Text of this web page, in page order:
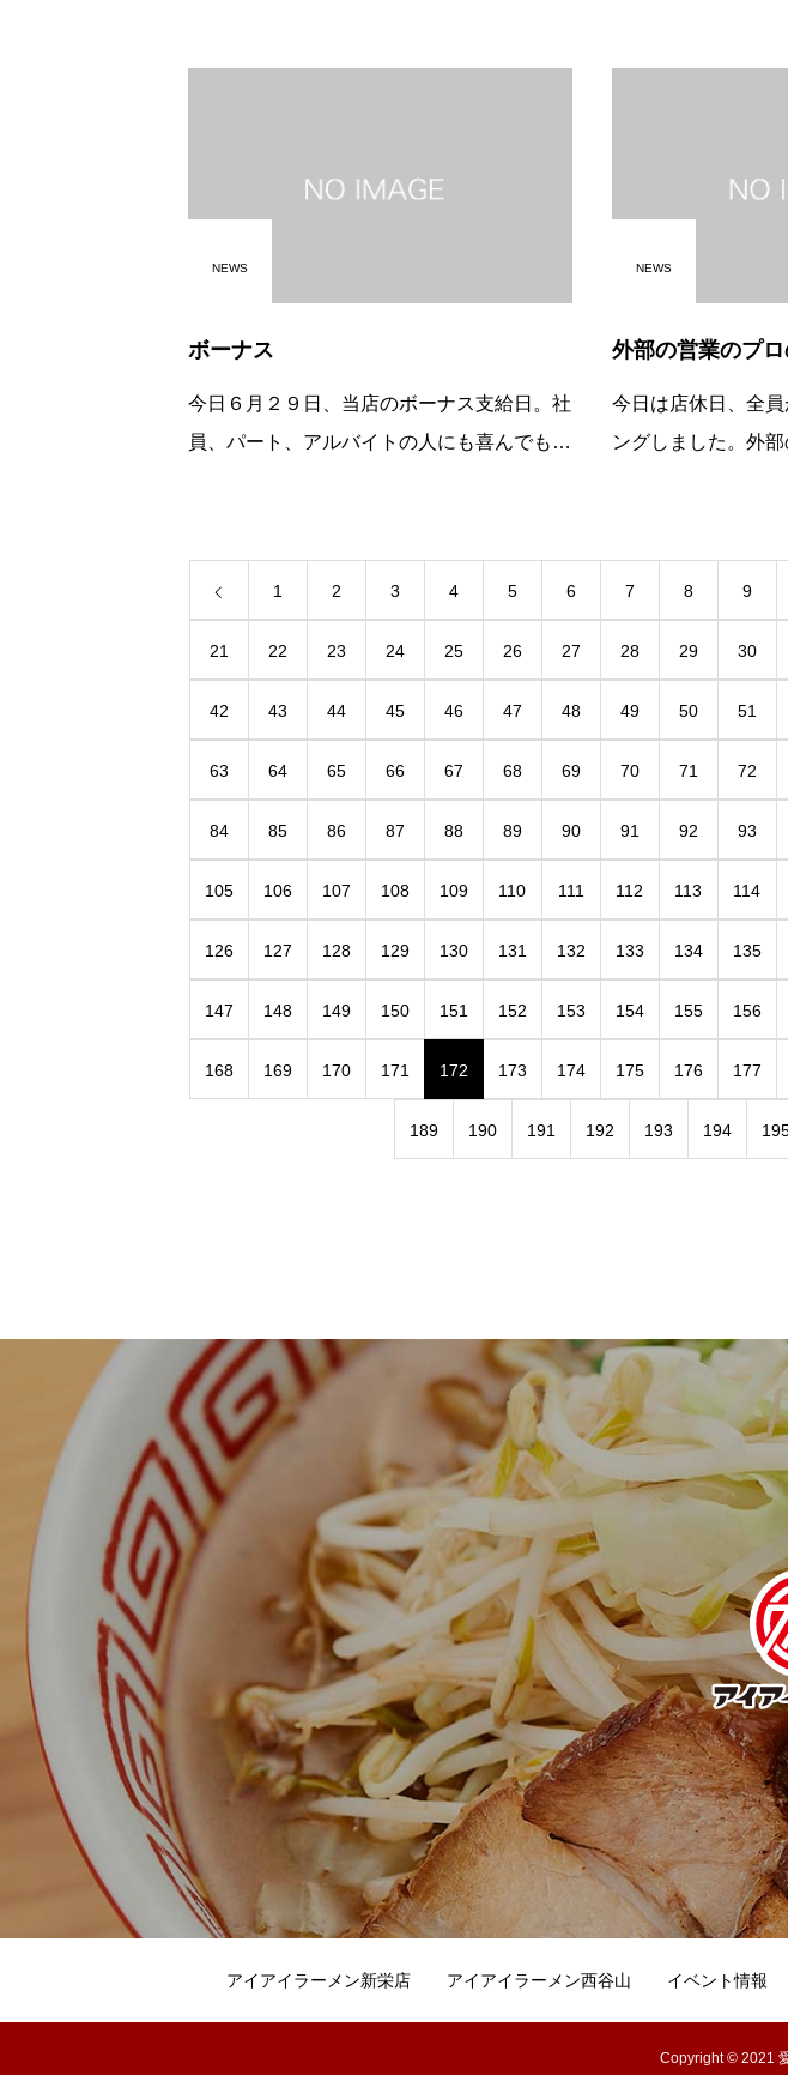
ピーしてメニューブックの中に挟みました。
た。、ミーティン
NEWS
ボーナス
今日６月２９日、当店のボーナス支給日。社
員、パート、アルバイトの人にも喜んでもら
とうございます。味の追求はもちろん、心を
NEWS
外部の営業のプ
今日は店休日、全
ングしました。外
が大事か、人間力
1 2 3 4 5 6 7 8 9
21 22 23 24 25 26 27 28 29 30
42 43 44 45 46 47 48 49 50 51
63 64 65 66 67 68 69 70 71 72
84 85 86 87 88 89 90 91 92 93
105 106 107 108 109 110 111 112 113 114
126 127 128 129 130 131 132 133 134 135
147 148 149 150 151 152 153 154 155 156
168 169 170 171 172 173 174 175 176 177
189 190 191 192 193 194
アイアイラーメン新栄店 アイアイラーメン西谷山 イベント情報
Copyright © 2021